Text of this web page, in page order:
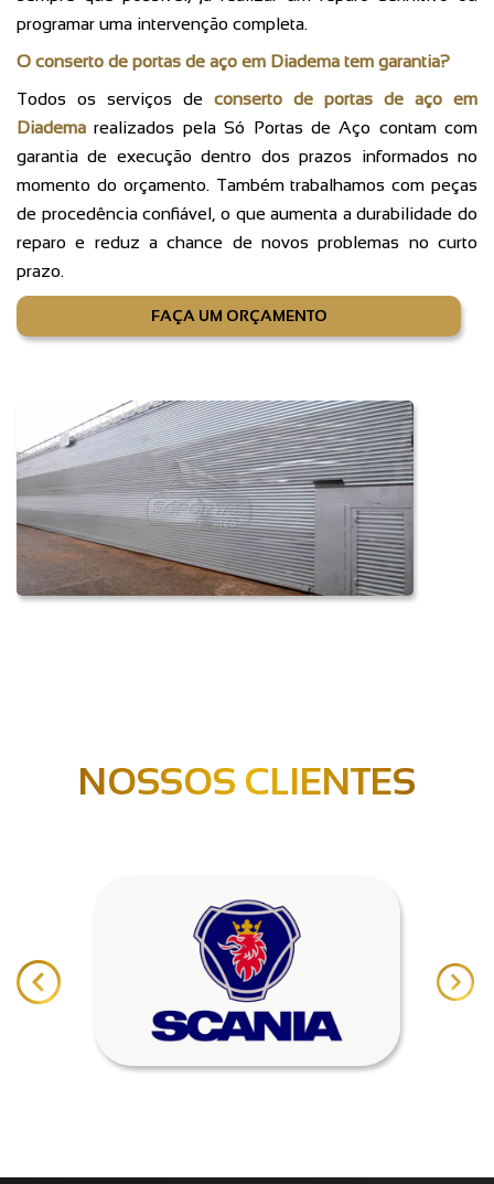
programar uma intervenção completa.
O conserto de portas de aço em Diadema tem garantia?
Todos os serviços de conserto de portas de aço em
Diadema realizados pela Só Portas de Aço contam com
garantia de execução dentro dos prazos informados no
momento do orçamento. Também trabalhamos com peças
de procedência confiável, o que aumenta a durabilidade do
reparo e reduz a chance de novos problemas no curto
prazo.
FAÇA UM ORÇAMENTO
NOSSOS CLIENTES